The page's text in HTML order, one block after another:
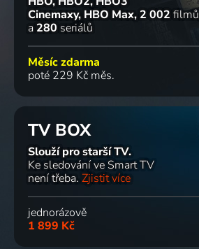
Cinemaxy, HBO Max 2 002 filmů
a 280 seriálů
Měsíc zdarma
poté 229 Kč měs.
TV BOX
Slouží pro starší TV.
Ke sledování ve Smart TV
není třeba. Zjistit více
jednorázově
1 899 Kč